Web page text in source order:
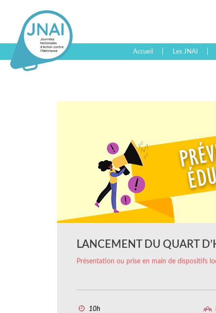
Accueil Les JNAI
LANCEMENT DU QUART
Présentation ou prise en main de dispositifs
10h